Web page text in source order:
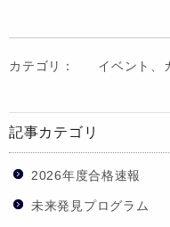
カテゴリ： イベント、
記事カテゴリ
2026年度合格速報
未来発見プログラム